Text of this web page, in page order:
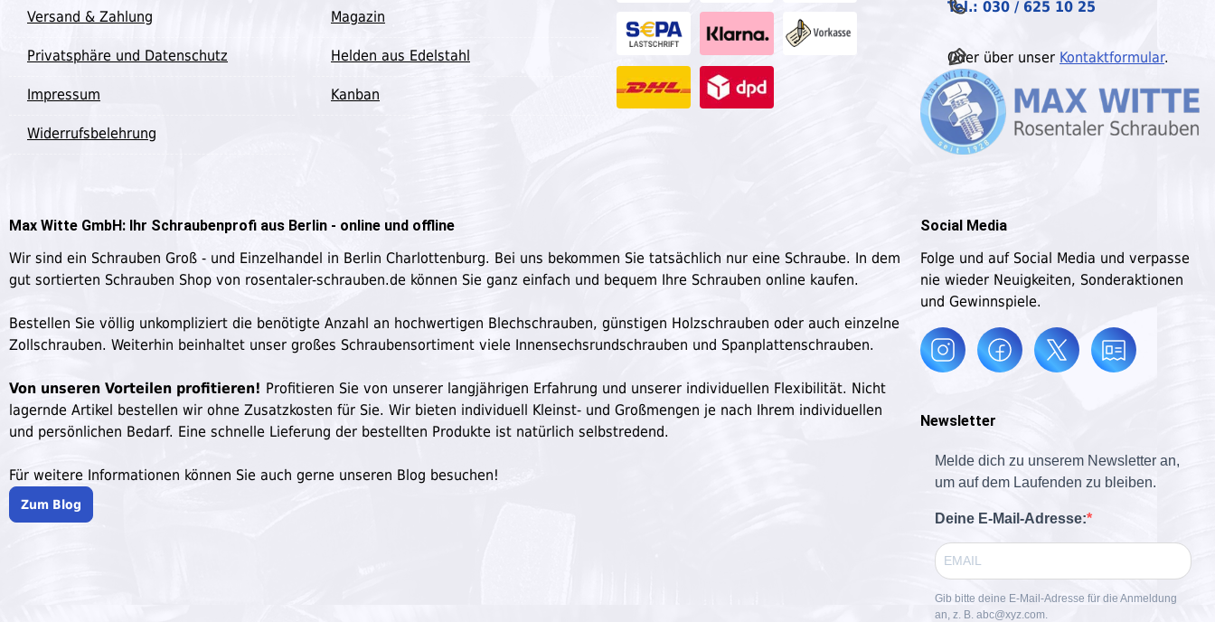
Versand & Zahlung
Privatsphäre und Datenschutz
Impressum
Widerrufsbelehrung
Magazin
Helden aus Edelstahl
Kanban
Tel.: 030 / 625 10 25
Oder über unser Kontaktformular.
Max Witte GmbH: Ihr Schraubenprofi aus Berlin - online und offline
Wir sind ein Schrauben Groß - und Einzelhandel in Berlin Charlottenburg. Bei uns bekommen Sie tatsächlich nur eine Schraube. In dem
gut sortierten Schrauben Shop von rosentaler-schrauben.de können Sie ganz einfach und bequem Ihre Schrauben online kaufen.
Bestellen Sie völlig unkompliziert die benötigte Anzahl an hochwertigen Blechschrauben, günstigen Holzschrauben oder auch einzelne
Zollschrauben. Weiterhin beinhaltet unser großes Schraubensortiment viele Innensechsrundschrauben und Spanplattenschrauben.
Von unseren Vorteilen profitieren! Profitieren Sie von unserer langjährigen Erfahrung und unserer individuellen Flexibilität. Nicht
lagernde Artikel bestellen wir ohne Zusatzkosten für Sie. Wir bieten individuell Kleinst- und Großmengen je nach Ihrem individuellen
und persönlichen Bedarf. Eine schnelle Lieferung der bestellten Produkte ist natürlich selbstredend.
Für weitere Informationen können Sie auch gerne unseren Blog besuchen!
Zum Blog
Social Media
Folge und auf Social Media und verpasse
nie wieder Neuigkeiten, Sonderaktionen
und Gewinnspiele.
Newsletter
Melde dich zu unserem Newsletter an,
um auf dem Laufenden zu bleiben.
Deine E-Mail-Adresse:
Gib bitte deine E-Mail-Adresse für die Anmeldung
an, z. B. abc@xyz.com.